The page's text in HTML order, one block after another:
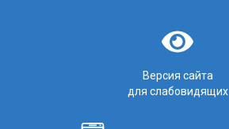
Версия сайта
для слабовидящих